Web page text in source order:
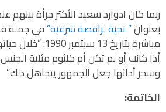
ربما كان ادوارد سعيد الأكثر جرأة بينهم
بعنوان” تحية لراقصة شرقية”في جملة
مباشرة بتاريخ 13
أذا كانت أو لم تكن أم كلثوم مثلية
وسحر أدائها جعل الجمهور يتجاهل ذلك”
الخاتمة: